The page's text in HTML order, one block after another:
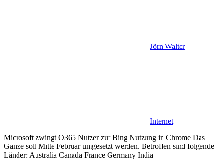
Jörn Walter
Internet
Microsoft zwingt O365 Nutzer zur Bing Nutzung in Chrome Das
Ganze soll Mitte Februar umgesetzt werden. Betroffen sind folgende
Länder: Australia Canada France Germany India